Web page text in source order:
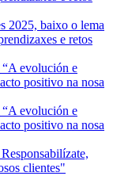
2025, baixo o lema
e retos
“A evolución e
positivo na nosa
“A evolución e
positivo na nosa
clientes"